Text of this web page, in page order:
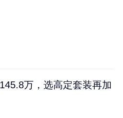
万，选高定套装再加